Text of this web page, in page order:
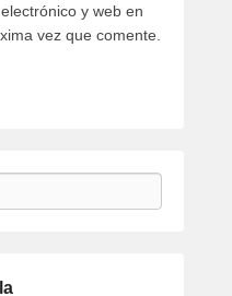
y web en
vez que comente.